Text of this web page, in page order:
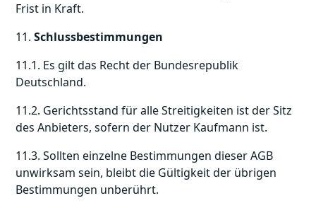
Frist in Kraft.
11.Schlussbestimmungen
11.1. Es gilt das Recht der Bundesrepublik
Deutschland.
11.2. Gerichtsstand für alle Streitigkeiten ist der Sitz
des Anbieters, sofern der Nutzer Kaufmann ist.
11.3. Sollten einzelne Bestimmungen dieser AGB
unwirksam sein, bleibt die Gültigkeit der übrigen
Bestimmungen unberührt.